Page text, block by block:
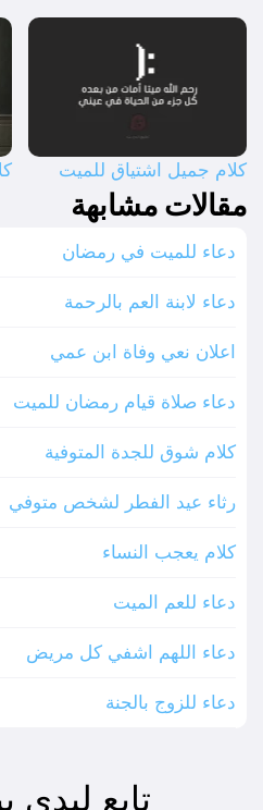
كلام جميل اشتياق للميت
مقالات مشابهة
دعاء للميت في رمضان
دعاء لابنة العم بالرحمة
اعلان نعي وفاة ابن عمي
دعاء صلاة قيام رمضان للميت
كلام شوق للجدة المتوفية
رثاء عيد الفطر لشخص متوفي
كلام يعجب النساء
دعاء للعم الميت
دعاء اللهم اشفي كل مريض
دعاء للزوج بالجنة
تابع ليدي